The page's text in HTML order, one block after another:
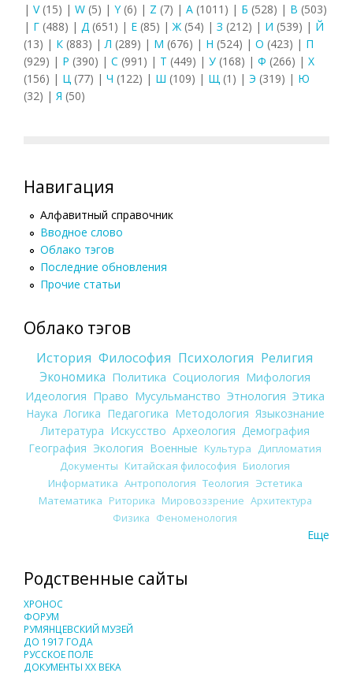
| V(15) | W (5) | Y(6) | Z (7) | А (1011) | Б (528) | В (503)
| Г (488) | Д (651) | Е (85) | Ж (54) | З (212) | И (539) | Й
(13) | К (883) | Л (289) | М (676) | Н (524) | О (423) | П
(929) | Р (390) | С (991) | Т (449) | У (168) | Ф (266) | Х
(156) | Ц (77) | Ч (122) | Ш (109) | Щ (1) | Э (319) | Ю
(32) | Я (50)
Навигация
Алфавитный справочник
Вводное слово
Облако тэгов
Последние обновления
Прочие статьи
Облако тэгов
История Философия Психология Религия
Экономика Политика Социология Мифология
Идеология Право Мусульманство Этнология Этика
Наука Логика Педагогика Методология Языкознание
Литература Искусство Археология Демография
География Экология Военные Культура
Дипломатия
Документы Китайская философия Биология
Информатика Антропология Теология Эстетика
Математика Риторика Мировоззрение Архитектура
Физика Феноменология
Еще
Родственные сайты
ХРОНОС
ФОРУМ
РУМЯНЦЕВСКИЙ МУЗЕЙ
ДО 1917 ГОДА
РУССКОЕ ПОЛЕ
ДОКУМЕНТЫ XX ВЕКА